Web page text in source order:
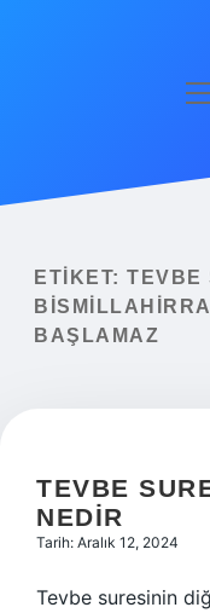
Yasal Uyarı
Hakkımızda
ETIKET: TEVBE
BAŞLAMAZ
TEVBE
NEDIR
Tarih: Aralık 12, 2024
Tevbe suresinin